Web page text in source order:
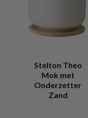
Stelton Theo
Mok met
Onderzetter
Zand